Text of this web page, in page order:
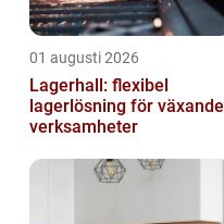
01 augusti 2026
Lagerhall: flexibel
lagerlösning för växande
verksamheter